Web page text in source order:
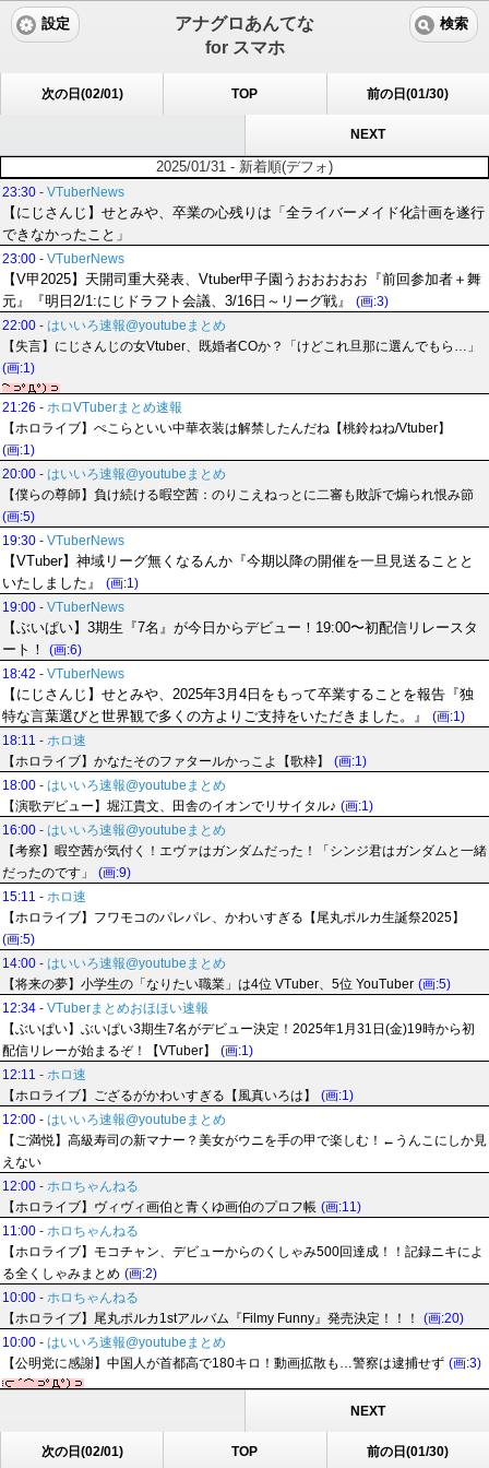
アナグロあんてな
for スマホ
設定 検索
次の日(02/01) TOP 前の日(01/30)
NEXT
2025/01/31 - 新着順(デフォ)
23:30 - VTuberNews
【にじさんじ】せとみや、卒業の心残りは「全ライバーメイド化計画を遂行
できなかったこと」
23:00 - VTuberNews
【V甲2025】天開司重大発表、Vtuber甲子園うおおおおお『前回参加者＋舞
元』『明日2/1:にじドラフト会議、3/16日～リーグ戦』
(画:3)
22:00 - はいいろ速報@youtubeまとめ
【失言】にじさんじの女Vtuber、既婚者COか？「けどこれ旦那に選んでもら…」
(画:1)
21:26 - ホロVTuberまとめ速報
【ホロライブ】ぺこらといい中華衣装は解禁したんだね【桃鈴ねね/Vtuber】
(画:1)
20:00 - はいいろ速報@youtubeまとめ
【僕らの尊師】負け続ける暇空茜：のりこえねっとに二審も敗訴で煽られ恨み節
(画:5)
19:30 - VTuberNews
【VTuber】神域リーグ無くなるんか『今期以降の開催を一旦見送ることと
いたしました』
(画:1)
19:00 - VTuberNews
【ぶいぱい】3期生『7名』が今日からデビュー！19:00〜初配信リレースタ
ート！
(画:6)
18:42 - VTuberNews
【にじさんじ】せとみや、2025年3月4日をもって卒業することを報告『独
特な言葉選びと世界観で多くの方よりご支持をいただきました。』
(画:1)
18:11 - ホロ速
【ホロライブ】かなたそのファタールかっこよ【歌枠】
(画:1)
18:00 - はいいろ速報@youtubeまとめ
【演歌デビュー】堀江貴文、田舎のイオンでリサイタル♪ (画:1)
16:00 - はいいろ速報@youtubeまとめ
【考察】暇空茜が気付く！エヴァはガンダムだった！「シンジ君はガンダムと一緒
だったのです」
(画:9)
15:11 - ホロ速
【ホロライブ】フワモコのパレパレ、かわいすぎる【尾丸ポルカ生誕祭2025】
(画:5)
14:00 - はいいろ速報@youtubeまとめ
【将来の夢】小学生の「なりたい職業」は4位 VTuber、5位 YouTuber (画:5)
12:34 - VTuberまとめおほほい速報
【ぶいぱい】ぶいぱい3期生7名がデビュー決定！2025年1月31日(金)19時から初
配信リレーが始まるぞ！【VTuber】
(画:1)
12:11 - ホロ速
【ホロライブ】ござるがかわいすぎる【風真いろは】
(画:1)
12:00 - はいいろ速報@youtubeまとめ
【ご満悦】高級寿司の新マナー？美女がウニを手の甲で楽しむ！←うんこにしか見
えない
12:00 - ホロちゃんねる
【ホロライブ】ヴィヴィ画伯と青くゆ画伯のプロフ帳 (画:11)
11:00 - ホロちゃんねる
【ホロライブ】モコチャン、デビューからのくしゃみ500回達成！！記録ニキによ
る全くしゃみまとめ (画:2)
10:00 - ホロちゃんねる
【ホロライブ】尾丸ポルカ1stアルバム『Filmy Funny』発売決定！！！
(画:20)
10:00 - はいいろ速報@youtubeまとめ
【公明党に感謝】中国人が首都高で180キロ！動画拡散も…警察は逮捕せず (画:3)
NEXT
次の日(02/01) TOP 前の日(01/30)